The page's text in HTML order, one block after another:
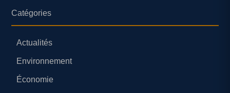
Catégories
Actualités
Environnement
Économie